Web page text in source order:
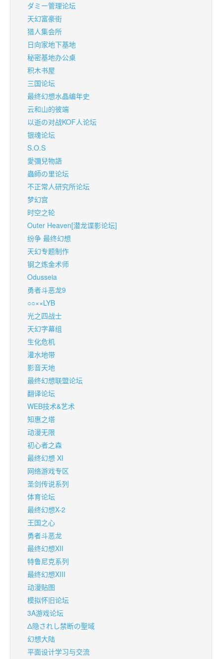
ダミー管理论坛
天幻富豪街
猎人集会所
日向家地下基地
秘密基地办公桌
积木书屋
三国论坛
最终幻想水晶编年史
云和山的彼端
以逝の对战KOF人论坛
银魂论坛
S.O.S
愛彌兒物語
蟲師の里论坛
不正常人研究所论坛
梦幻宫
时空之轮
Outer Heaven[潜龙谍影论坛]
纷争 最终幻想
天幻专题制作
钢之炼金术师
Odusseia
勇者斗恶龙9
○○××LYB
光之四战士
天幻字幕组
生化危机
灌水地带
影音天地
最终幻想联盟论坛
翻译论坛
WEB技术&艺术
知惠之塔
动漫无限
初心者之森
最终幻想 XI
网络游戏专区
圣剑传说系列
体育论坛
最终幻想X-2
王国之心
勇者斗恶龙
最终幻想XII
特鲁尼克系列
最终幻想XIII
动漫贴图
模拟怀旧论坛
3A游戏论坛
Δ隐されし禁断の聖域
幻想大陆
平面设计学习与交流